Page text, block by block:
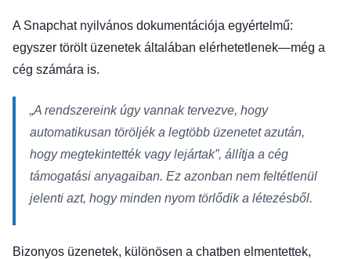
A Snapchat nyilvános dokumentációja egyértelmű:
egyszer törölt üzenetek általában elérhetetlenek—még a
cég számára is.
„A rendszereink úgy vannak tervezve, hogy
automatikusan töröljék a legtöbb üzenetet azután,
hogy megtekintették vagy lejártak”, állítja a cég
támogatási anyagaiban. Ez azonban nem feltétlenül
jelenti azt, hogy minden nyom törlődik a létezésből.
Bizonyos üzenetek, különösen a chatben elmentettek,